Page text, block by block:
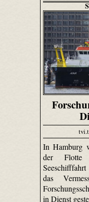
In Hamburg
der Flotte
das
in Dienst